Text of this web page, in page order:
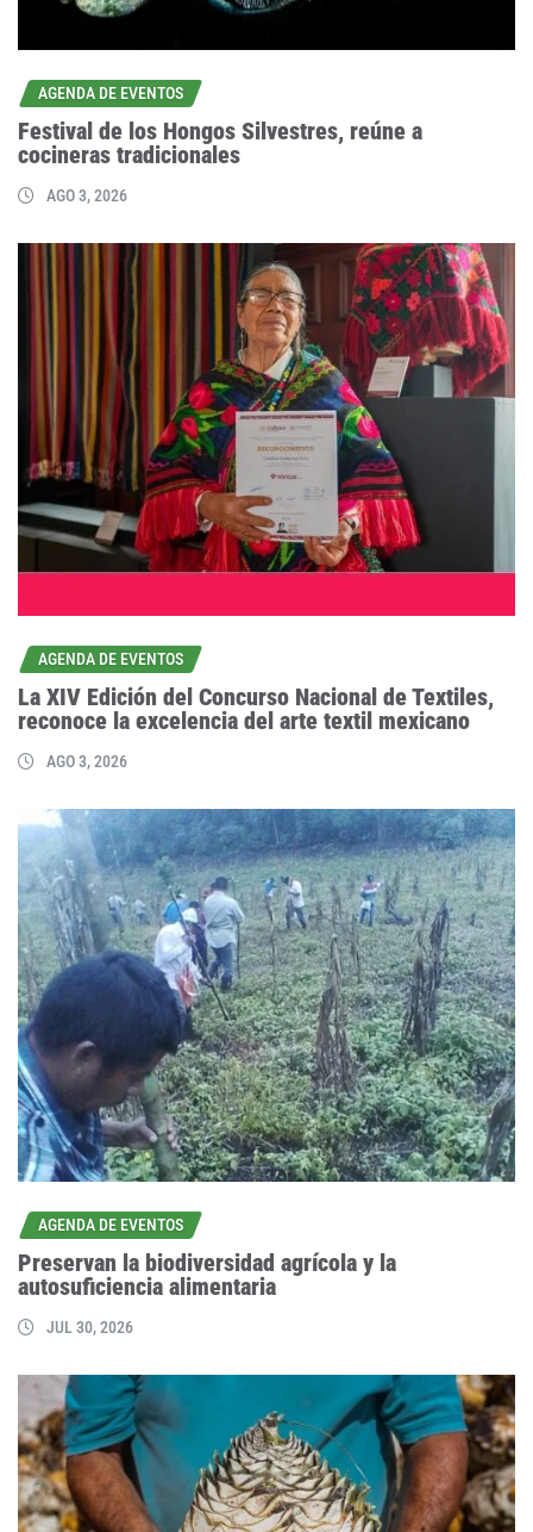
AGENDA DE EVENTOS
Festival de los Hongos Silvestres, reúne a
cocineras tradicionales
AGO 3, 2026
AGENDA DE EVENTOS
La XIV Edición del Concurso Nacional de Textiles,
reconoce la excelencia del arte textil mexicano
AGO 3, 2026
AGENDA DE EVENTOS
Preservan la biodiversidad agrícola y la
autosuficiencia alimentaria
JUL 30, 2026